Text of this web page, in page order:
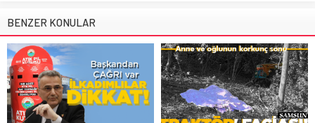
BENZER KONULAR